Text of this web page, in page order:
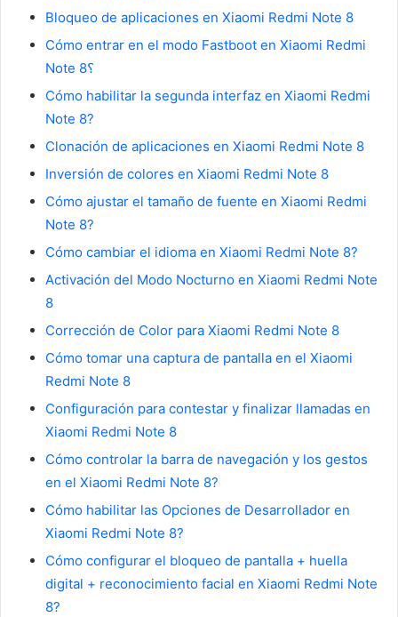
Bloqueo de aplicaciones en Xiaomi Redmi Note 8
Cómo entrar en el modo Fastboot en Xiaomi Redmi
Note 8؟
Cómo habilitar la segunda interfaz en Xiaomi Redmi
Note 8?
Clonación de aplicaciones en Xiaomi Redmi Note 8
Inversión de colores en Xiaomi Redmi Note 8
Cómo ajustar el tamaño de fuente en Xiaomi Redmi
Note 8?
Cómo cambiar el idioma en Xiaomi Redmi Note 8?
Activación del Modo Nocturno en Xiaomi Redmi Note
8
Corrección de Color para Xiaomi Redmi Note 8
Cómo tomar una captura de pantalla en el Xiaomi
Redmi Note 8
Configuración para contestar y finalizar llamadas en
Xiaomi Redmi Note 8
Cómo controlar la barra de navegación y los gestos
en el Xiaomi Redmi Note 8?
Cómo habilitar las Opciones de Desarrollador en
Xiaomi Redmi Note 8?
Cómo configurar el bloqueo de pantalla + huella
digital + reconocimiento facial en Xiaomi Redmi Note
8?